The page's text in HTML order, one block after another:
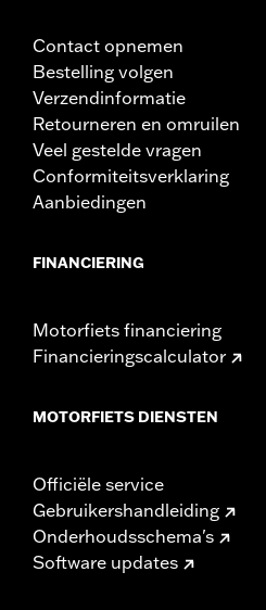
Contact opnemen
Bestelling volgen
Verzendinformatie
Retourneren en omruilen
Veel gestelde vragen
Conformiteitsverklaring
Aanbiedingen
FINANCIERING
Motorfiets financiering
Financieringscalculator
MOTORFIETS DIENSTEN
Officiële service
Gebruikershandleiding
Onderhoudsschema's
Software updates